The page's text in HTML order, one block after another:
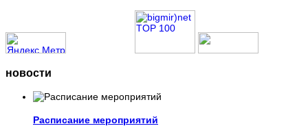
новости
Расписание мероприятий